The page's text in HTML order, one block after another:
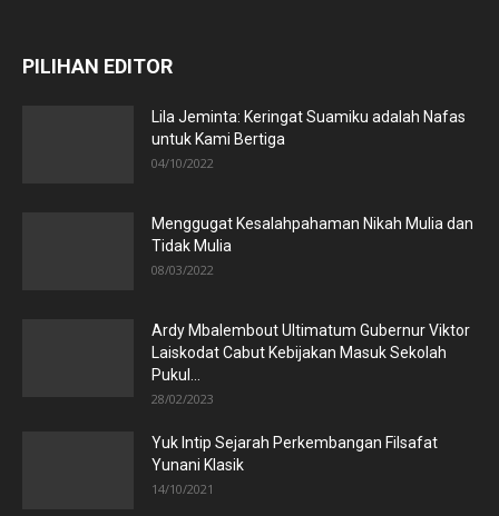
PILIHAN EDITOR
Lila Jeminta: Keringat Suamiku adalah Nafas
untuk Kami Bertiga
04/10/2022
Menggugat Kesalahpahaman Nikah Mulia dan
Tidak Mulia
08/03/2022
Ardy Mbalembout Ultimatum Gubernur Viktor
Laiskodat Cabut Kebijakan Masuk Sekolah
Pukul...
28/02/2023
Yuk Intip Sejarah Perkembangan Filsafat
Yunani Klasik
14/10/2021